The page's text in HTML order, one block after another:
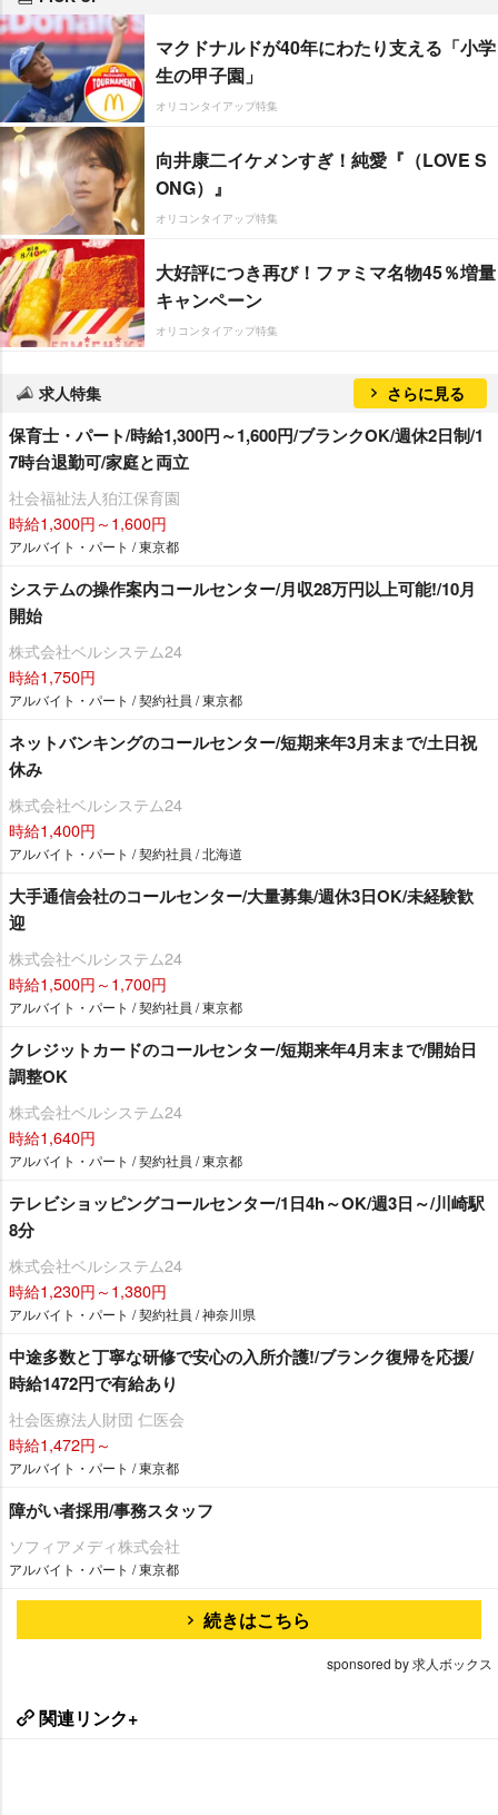
マクドナルドが40年にわたり支える「小学
生の甲子園」
オリコンタイアップ特集
向井康二イケメンすぎ！純愛『（LOVE S
ONG）』
オリコンタイアップ特集
大好評につき再び！ファミマ名物45％増量
キャンペーン
オリコンタイアップ特集
求人特集 さらに見る
保育士・パート/時給1,300円～1,600円/ブランクOK/週休2日制/1
7時台退勤可/家庭と両立
社会福祉法人狛江保育園
時給1,300円～1,600円
アルバイト・パート / 東京都
システムの操作案内コールセンター/月収28万円以上可能!/10月
開始
株式会社ベルシステム24
時給1,750円
アルバイト・パート / 契約社員 / 東京都
ネットバンキングのコールセンター/短期来年3月末まで/土日祝
休み
株式会社ベルシステム24
時給1,400円
アルバイト・パート / 契約社員 / 北海道
大手通信会社のコールセンター/大量募集/週休3日OK/未経験歓
迎
株式会社ベルシステム24
時給1,500円～1,700円
アルバイト・パート / 契約社員 / 東京都
クレジットカードのコールセンター/短期来年4月末まで/開始日
調整OK
株式会社ベルシステム24
時給1,640円
アルバイト・パート / 契約社員 / 東京都
テレビショッピングコールセンター/1日4h～OK/週3日～/川崎駅
8分
株式会社ベルシステム24
時給1,230円～1,380円
アルバイト・パート / 契約社員 / 神奈川県
中途多数と丁寧な研修で安心の入所介護!/ブランク復帰を応援/
時給1472円で有給あり
社会医療法人財団 仁医会
時給1,472円～
アルバイト・パート / 東京都
障がい者採用/事務スタッフ
ソフィアメディ株式会社
アルバイト・パート / 東京都
続きはこちら
sponsored by 求人ボックス
関連リンク+